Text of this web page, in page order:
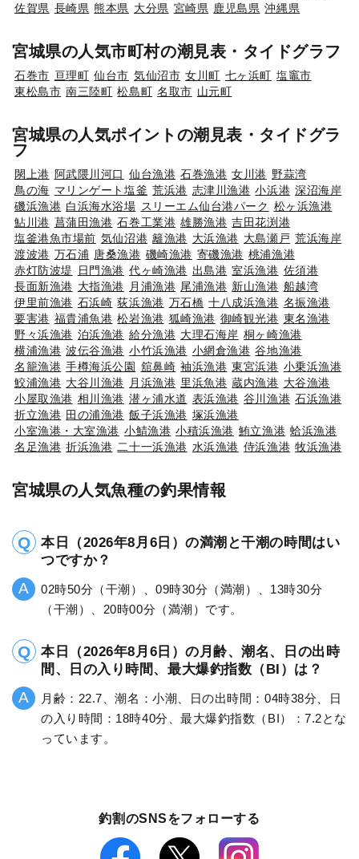
佐賀県 長崎県 熊本県 大分県 宮崎県 鹿児島県 沖縄県
宮城県の人気市町村の潮見表・タイドグラフ
石巻市 亘理町 仙台市 気仙沼市 女川町 七ヶ浜町 塩竈市
東松島市 南三陸町 松島町 名取市 山元町
宮城県の人気ポイントの潮見表・タイドグラ
フ
閖上港 阿武隈川河口 仙台漁港 石巻漁港 女川港 野蒜湾
鳥の海 マリンゲート塩釜 荒浜港 志津川漁港 小浜港 深沼海岸
磯浜漁港 白浜海水浴場 スリーエム仙台港パーク 松ヶ浜漁港
鮎川港 菖蒲田漁港 石巻工業港 雄勝漁港 吉田花渕港
塩釜港魚市場前 気仙沼港 籬漁港 大浜漁港 大島瀬戸 荒浜海岸
渡波港 万石浦 唐桑漁港 磯崎漁港 寄磯漁港 桃浦漁港
赤灯防波堤
日門漁港 代ヶ崎漁港 出島港 室浜漁港 佐須港
長面新漁港 大指漁港 月浦漁港 尾浦漁港 新山漁港 船越湾
伊里前漁港 石浜崎 荻浜漁港 万石橋 十八成浜漁港 名振漁港
要害港 福貴浦魚港 松岩漁港 狐崎漁港 御崎観光港 東名漁港
野々浜漁港 泊浜漁港 給分漁港 大理石海岸 桐ヶ崎漁港
横浦漁港 波伝谷漁港 小竹浜漁港 小網倉漁港 谷地漁港
名籠漁港 手樽海浜公園 舘鼻崎 袖浜漁港 東宮浜港 小乗浜漁港
鮫浦漁港 大谷川漁港 月浜漁港 里浜魚港 蔵内漁港 大谷漁港
小屋取漁港 相川漁港 潜ヶ浦水道 表浜漁港 谷川漁港 石浜漁港
折立漁港 田の浦漁港 飯子浜漁港 塚浜漁港
小室漁港・大室漁港 小鯖漁港 小積浜漁港 鮪立漁港 蛤浜漁港
名足漁港 折浜漁港 二十一浜漁港 水浜漁港 侍浜漁港 牧浜漁港
宮城県の人気魚種の釣果情報
本日（2026年8月6日）の満潮と干潮の時間はい
つですか？
02時50分（干潮）、09時30分（満潮）、13時30分
（干潮）、20時00分（満潮）です。
本日（2026年8月6日）の月齢、潮名、日の出時
間、日の入り時間、最大爆釣指数（BI）は？
月齢：22.7、潮名：小潮、日の出時間：04時38分、日
の入り時間：18時40分、最大爆釣指数（BI）：7.2とな
っています。
釣割のSNSをフォローする